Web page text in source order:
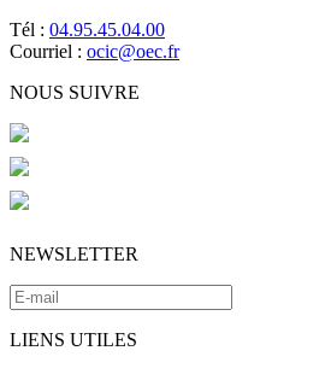
Tél : 04.95.45.04.00
Courriel : ocic@oec.fr
NOUS SUIVRE
NEWSLETTER
LIENS UTILES